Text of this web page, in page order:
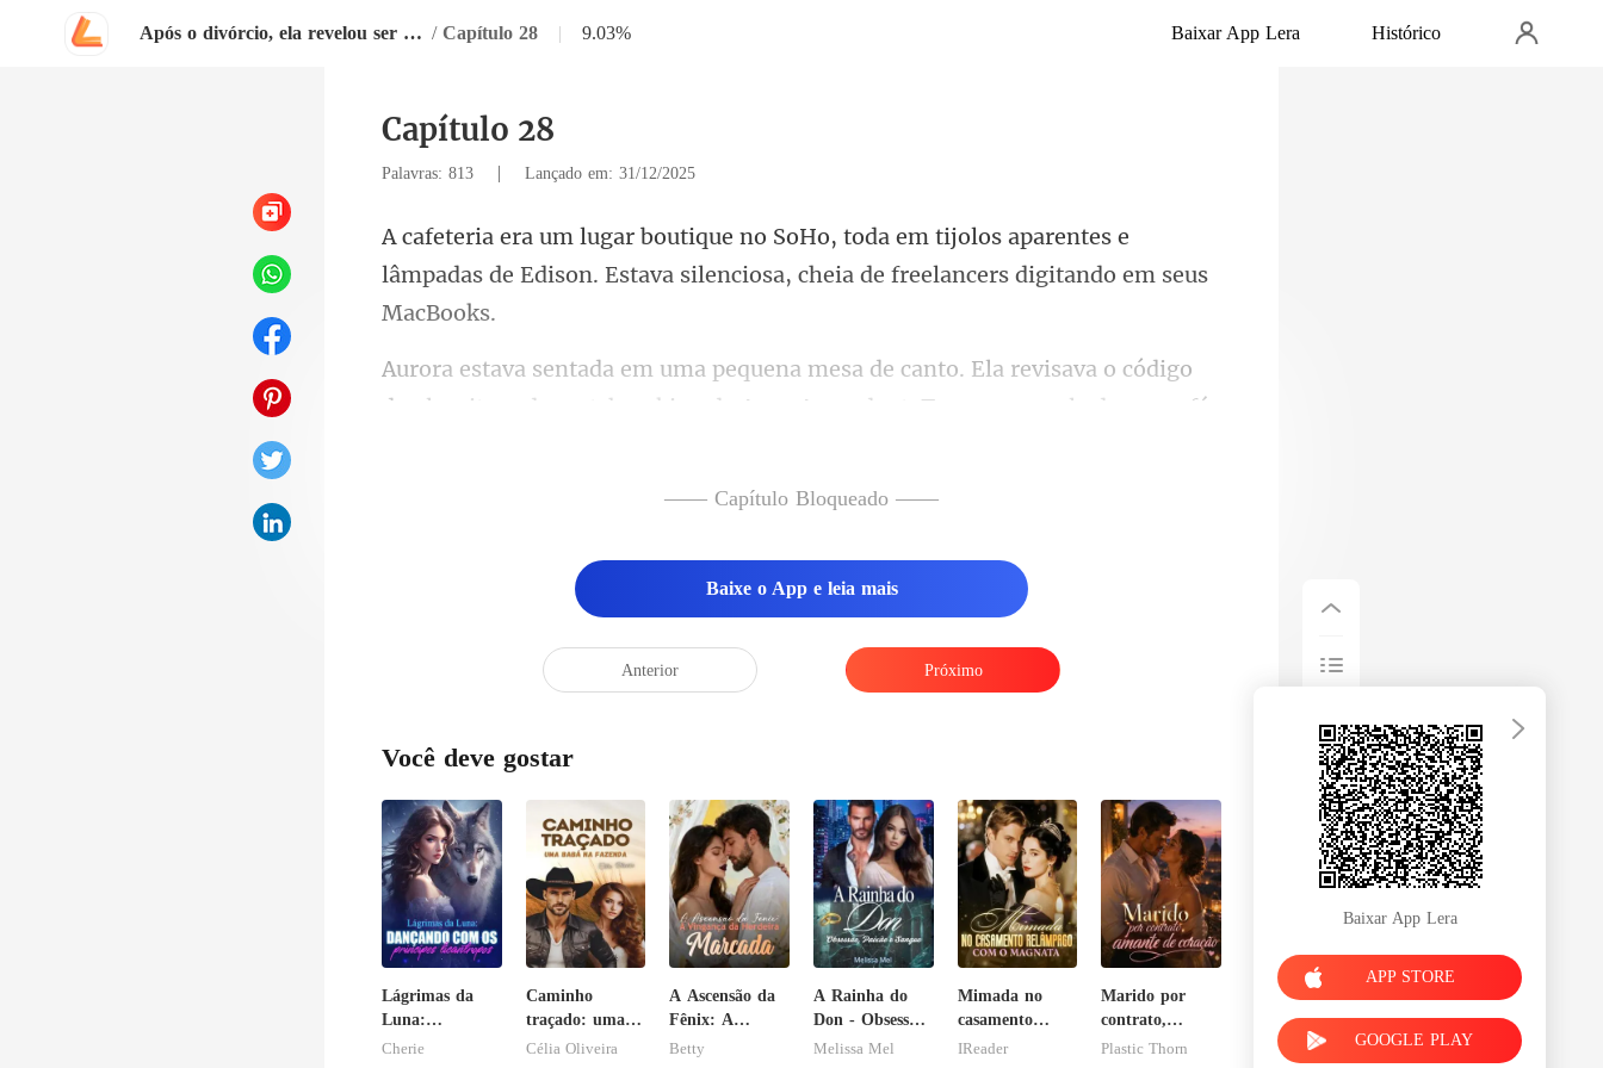
Após o divórcio, ela revelou ser bilionária / Capítulo 28 | 9.03% Baixar App Lera Histórico
Capítulo 28
Palavras: 813 | Lançado em: 31/12/2025
ijolos aparentes e
lâmpadas de Edison. Estava silenc
a o código
do algoritmo de matchmaking da Apex Ascendant. Tomou
—— Capítulo Bloqueado ——
Baixe o App e leia mais
Anterior Próximo
Você deve gostar
Lágrimas da
Luna:
Dançando com
Cherie
Caminho
traçado: uma
babá na
Célia Oliveira
A Ascensão da
Fênix: A
Vingança da
Betty
A Rainha do
Don - Obsessão,
Paixão e
Melissa Mel
Mimada no
casamento
relâmpago com
IReader
Marido por
contrato,
amante de
Plastic Thorn
Baixar App Lera
APP STORE
GOOGLE PLAY